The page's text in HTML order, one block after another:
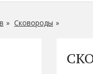
Сковороды